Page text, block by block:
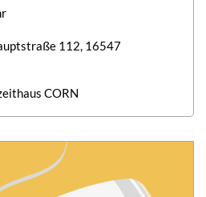
112, 16547
CORN